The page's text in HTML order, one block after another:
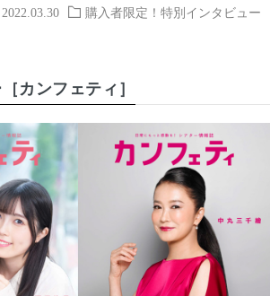
2022.03.30 購入者限定！特別インタビュー
カンフェティ］